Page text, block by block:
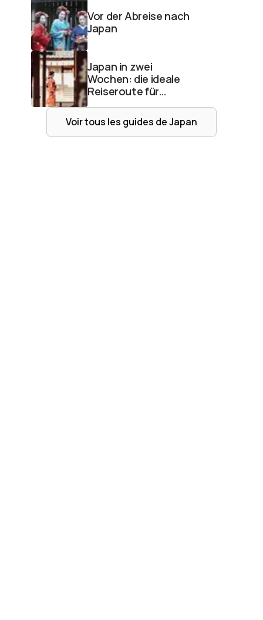
Vor der Abreise nach
Japan
Japan in zwei
Wochen: die ideale
Reiseroute für
Erstbesucher
Voir tous les guides deJapan